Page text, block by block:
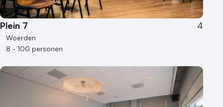
Plein 7 4
Woerden
8 - 100 personen